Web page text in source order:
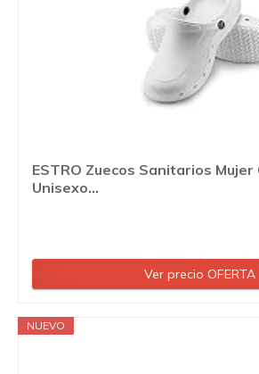
ESTRO Zuecos Sanitarios Mujer
Unisexo...
Ver precio OFERTA
NUEVO